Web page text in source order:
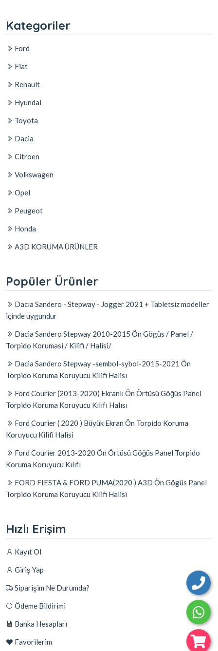
Kategoriler
Ford
Fiat
Renault
Hyundai
Toyota
Dacia
Citroen
Volkswagen
Opel
Peugeot
Honda
A3D KORUMA ÜRÜNLER
Popüler Ürünler
Dacıa Sandero - Stepway - Jogger 2021 + Tabletsiz modeller
içinde uygundur
Dacia Sandero Stepway 2010-2015 Ön Gögüs / Panel /
Torpido Korumasi / Kilifi / Halisi/
Dacia Sandero Stepway -sembol-sybol-2015-2021 Ön
Torpido Koruma Koruyucu Kilifi Halisı
Ford Courier (2013-2020) Ekranlı Ön Örtüsü Göğüs Panel
Torpido Koruma Koruyucu Kılıfı Halısı
Ford Courier ( 2020 ) Büyük Ekran Ön Torpido Koruma
Koruyucu Kilifi Halisi
Ford Courier 2013-2020 Ön Örtüsü Göğüs Panel Torpido
Koruma Koruyucu Kılıfı
FORD FIESTA & FORD PUMA(2020 ) A3D Ön Gögüs Panel
Torpido Koruma Koruyucu Kilifi Halisi
Hızlı Erişim
Kayıt Ol
Giriş Yap
Siparişim Ne Durumda?
Ödeme Bildirimi
Banka Hesapları
Favorilerim